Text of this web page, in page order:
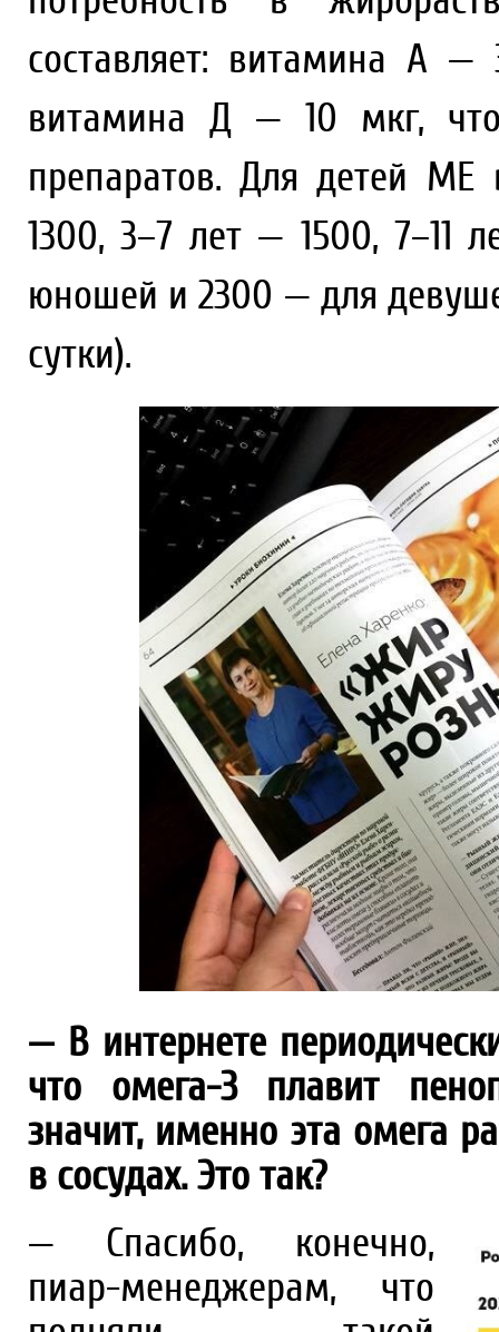
составляет: витамина А
витамина Д — 10 мкг,
препаратов. Для детей
1300, 3–7 лет — 1500, 7–11
юношей и 2300 — для
сутки).
— В интернете
что омега-3 плавит
значит, именно эта омега
в сосудах. Это так?
— Спасибо, конечно,
пиар-менеджерам, что